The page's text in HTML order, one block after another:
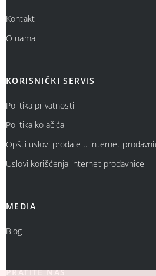
Kontakt
O nama
KORISNIČKI SERVIS
Politika privatnosti
Politika kolačića
Opšti uslovi prodaje u internet
Uslovi korišćenja internet prodavnice
MEDIA
Blog
PRATITE NAS